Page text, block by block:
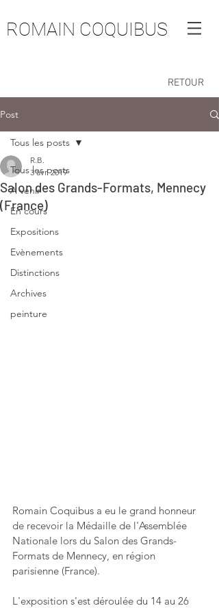
ROMAIN COQUIBUS
RETOUR
Post
Tous les posts
A venir
En cours
Expositions
Evènements
Distinctions
Archives
peinture
Tous les posts
Salon des Grands-Formats, Mennecy
(France)
R.B.
3 avr. 2019
Romain Coquibus a eu le grand honneur
de recevoir la Médaille de l'Assemblée
Nationale lors du Salon des Grands-
Formats de Mennecy, en région
parisienne (France).
L'exposition s'est déroulée du 14 au 26